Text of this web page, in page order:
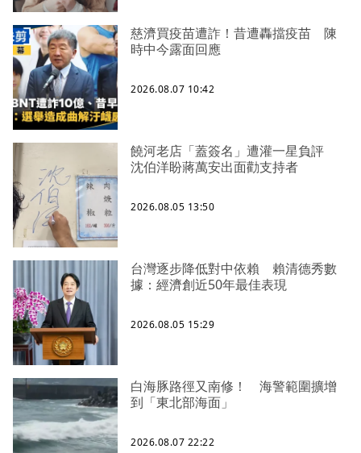
慈濟買疫苗遭詐！昔遭轟擋疫苗 陳
時中今露面回應
2026.08.07 10:42
饒河老店「蓋簽名」遭灌一星負評
沈伯洋盼蔣萬安出面勸支持者
2026.08.05 13:50
台灣逐步降低對中依賴 賴清德秀數
據：經濟創近50年最佳表現
2026.08.05 15:29
白海豚路徑又南修！ 海警範圍擴增
到「東北部海面」
2026.08.07 22:22